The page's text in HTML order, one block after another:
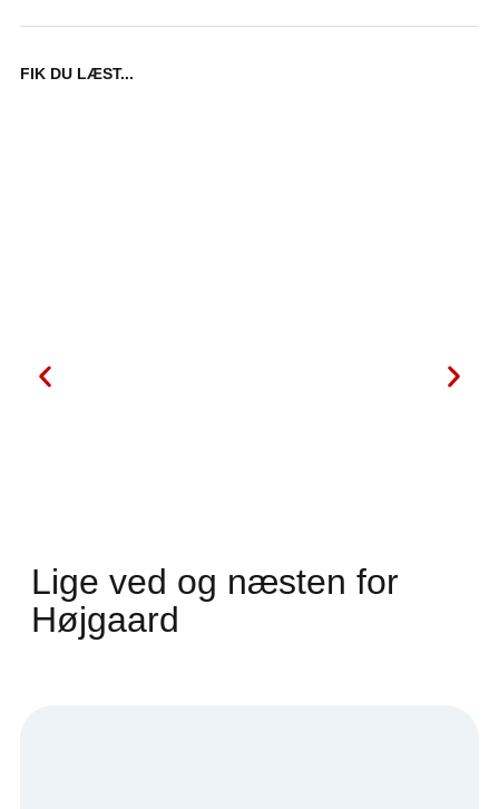
FIK DU LÆST...
Lige ved og næsten for
Højgaard